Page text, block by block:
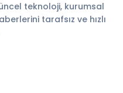
teknoloji, kurumsal
tarafsız ve hızlı